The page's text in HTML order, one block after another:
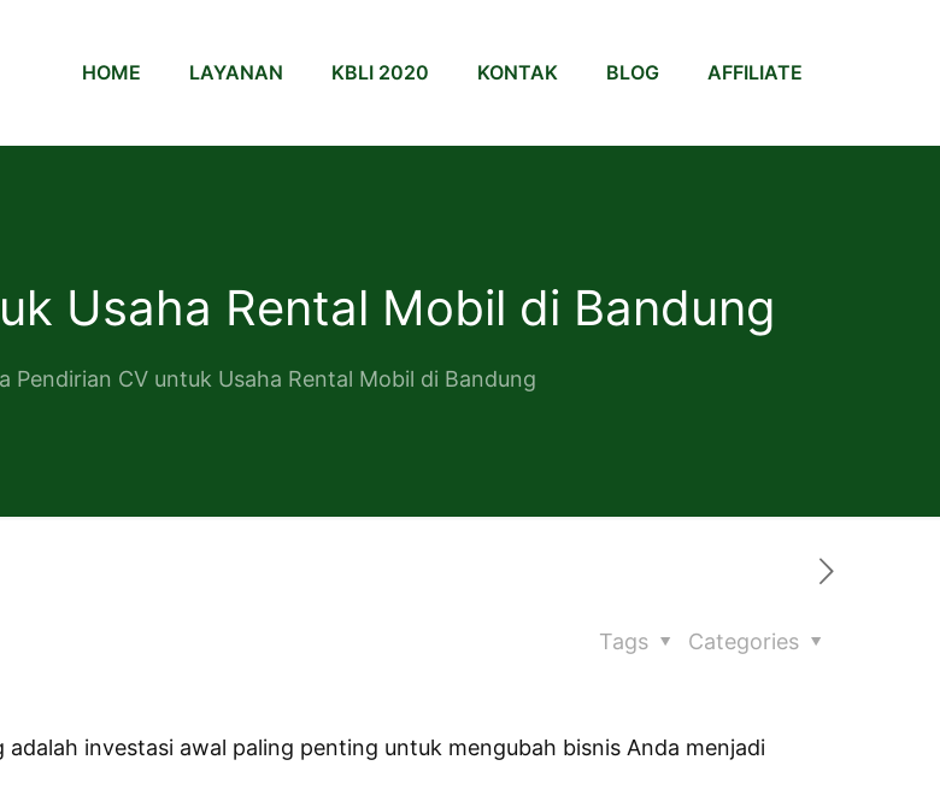
HOME LAYANAN KBLI 2020 KONTAK BLOG AFFILIATE
Usaha Rental Mobil di Bandung
Pendirian CV untuk Usaha Rental Mobil di Bandung
Categories
Tags
investasi awal paling penting untuk mengubah bisnis Anda menjadi